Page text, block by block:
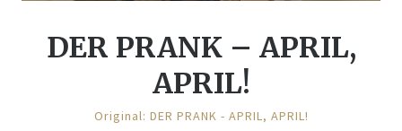
DER PRANK – APRIL,
APRIL!
Original: DER PRANK - APRIL, APRIL!